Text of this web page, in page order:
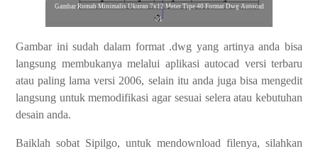
Gambar Rumah Minimalis Ukuran 7x12 Meter Tipe 40 Format Dwg Autocad
01
Gambar ini sudah dalam format .dwg yang artinya anda bisa
langsung membukanya melalui aplikasi autocad versi terbaru
atau paling lama versi 2006, selain itu anda juga bisa mengedit
langsung untuk memodifikasi agar sesuai selera atau kebutuhan
desain anda.
Baiklah sobat Sipilgo, untuk mendownload filenya, silahkan